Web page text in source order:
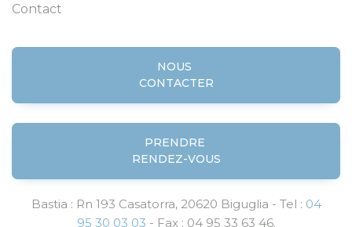
Contact
NOUS
CONTACTER
PRENDRE
RENDEZ-VOUS
Bastia : Rn 193 Casatorra, 20620 Biguglia - Tel : 04
95 30 03 03 - Fax : 04 95 33 63 46.